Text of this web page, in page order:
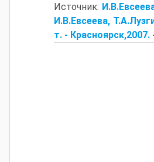
Источник:
И.В.Евсеева,
т. - Красноярск,2007.